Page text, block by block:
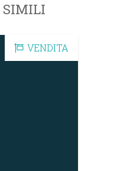
SIMILI
VENDITA